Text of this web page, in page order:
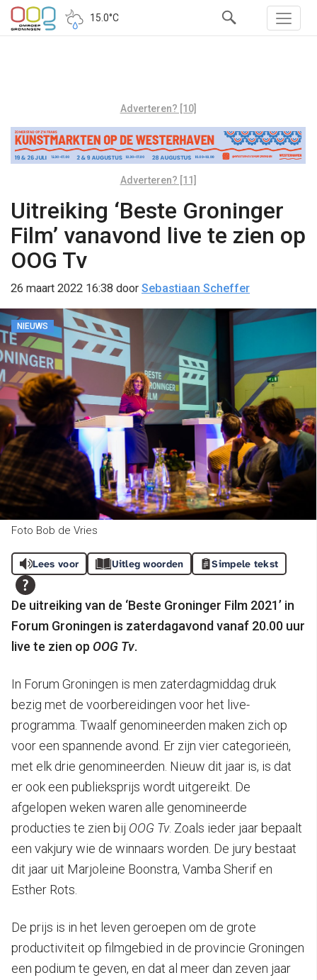
15.0°C
Adverteren? [10]
Adverteren? [11]
Uitreiking ‘Beste Groninger
Film’ vanavond live te zien op
OOG Tv
26 maart 2022 16:38 door Sebastiaan Scheffer
NIEUWS
Foto Bob de Vries
Lees voor Uitleg woorden Simpele tekst
De uitreiking van de ‘Beste Groninger Film 2021’ in
Forum Groningen is zaterdagavond vanaf 20.00 uur
live te zien op OOG Tv.
In Forum Groningen is men zaterdagmiddag druk
bezig met de voorbereidingen voor het live-
programma. Twaalf genomineerden maken zich op
voor een spannende avond. Er zijn vier categorieën,
met elk drie genomineerden. Nieuw dit jaar is, is dat
er ook een publieksprijs wordt uitgereikt. De
afgelopen weken waren alle genomineerde
producties te zien bij OOG Tv. Zoals ieder jaar bepaalt
een vakjury wie de winnaars worden. De jury bestaat
dit jaar uit Marjoleine Boonstra, Vamba Sherif en
Esther Rots.
De prijs is in het leven geroepen om de grote
productiviteit op filmgebied in de provincie Groningen
een podium te geven, en dat al meer dan zeven jaar